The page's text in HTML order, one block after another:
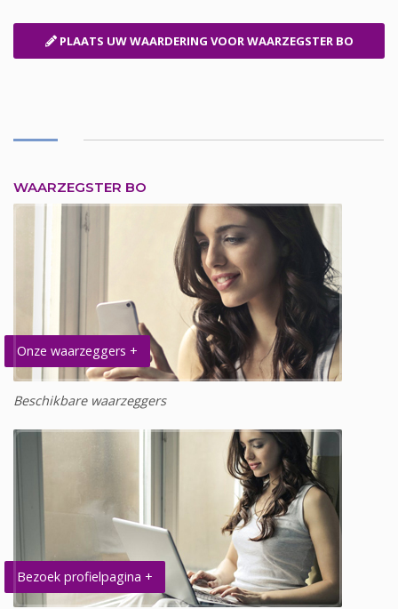
PLAATS UW WAARDERING VOOR WAARZEGSTER BO
WAARZEGSTER BO
Onze waarzeggers +
Beschikbare waarzeggers
Bezoek profielpagina +